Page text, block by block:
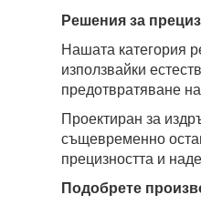
Решения за
Нашата категория
използвайки
предотвратяване
Проектиран за
същевременно
прецизността и
Подобрете